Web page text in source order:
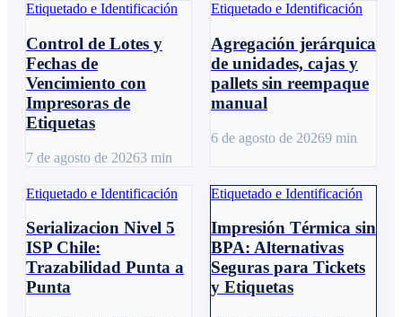
Etiquetado e Identificación
Control de Lotes y
Fechas de
Vencimiento con
Impresoras de
Etiquetas
7 de agosto de 20263 min
Etiquetado e Identificación
Agregación jerárquica
de unidades, cajas y
pallets sin reempaque
manual
6 de agosto de 20269 min
Etiquetado e Identificación
Serializacion Nivel 5
ISP Chile:
Trazabilidad Punta a
Punta
Etiquetado e Identificación
Impresión Térmica sin
BPA: Alternativas
Seguras para Tickets
y Etiquetas